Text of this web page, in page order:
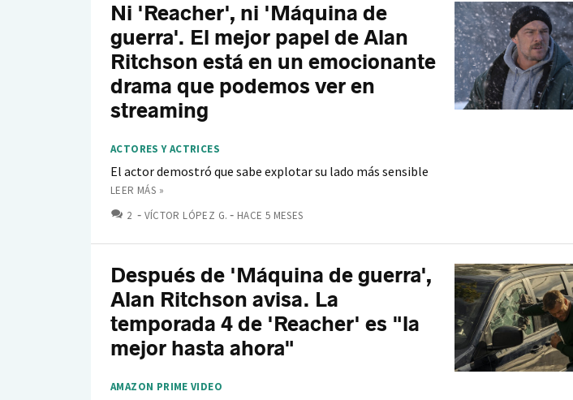
Ni 'Reacher', ni 'Máquina de
guerra'. El mejor papel de Alan
Ritchson está en un emocionante
drama que podemos ver en
streaming
ACTORES Y ACTRICES
El actor demostró que sabe explotar su lado más sensible
LEER MÁS »
2 COMENTARIOS
VÍCTOR LÓPEZ G. HACE 5 MESES
Después de 'Máquina de guerra',
Alan Ritchson avisa. La
temporada 4 de 'Reacher' es "la
mejor hasta ahora"
AMAZON PRIME VIDEO